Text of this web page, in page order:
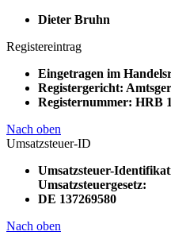
Dieter Bruhn
Registereintrag
Eingetragen im
Registergericht:
Registernummer: HRB
Nach oben
Umsatzsteuer-ID
Umsatzsteuer-
Umsatzsteuergesetz:
DE 137269580
Nach oben